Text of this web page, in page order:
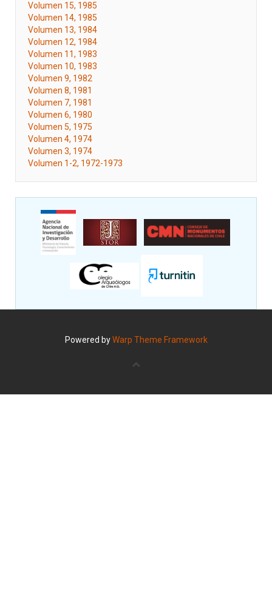
Volumen 15, 1985
Volumen 14, 1985
Volumen 13, 1984
Volumen 12, 1984
Volumen 11, 1983
Volumen 10, 1983
Volumen 9, 1982
Volumen 8, 1981
Volumen 7, 1981
Volumen 6, 1980
Volumen 5, 1975
Volumen 4, 1974
Volumen 3, 1974
Volumen 1-2, 1972-1973
Powered byWarp Theme Framework